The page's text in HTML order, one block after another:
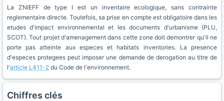
La ZNIEFF de type I est un inventaire ecologique, sans contrainte
reglementaire directe. Toutefois, sa prise en compte est obligatoire dans les
etudes d'impact environnemental et les documents d'urbanisme (PLU,
SCOT). Tout projet d'amenagement dans cette zone doit demontrer qu'il ne
porte pas atteinte aux especes et habitats inventories. La presence
d'especes protegees peut imposer une demande de derogation au titre de
l'article L411-2 du Code de l'environnement.
Chiffres clés